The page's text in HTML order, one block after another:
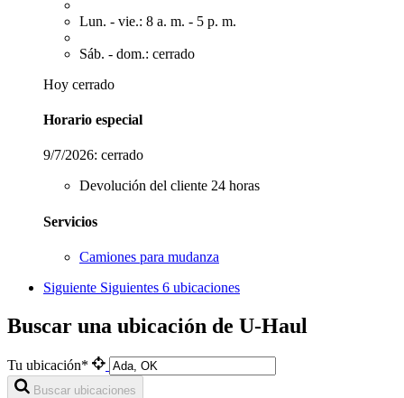
Lun. - vie.: 8 a. m. - 5 p. m.
Sáb. - dom.: cerrado
Hoy cerrado
Horario especial
9/7/2026: cerrado
Devolución del cliente 24 horas
Servicios
Camiones para mudanza
Siguiente Siguientes 6 ubicaciones
Buscar una ubicación de U-Haul
Tu ubicación*
Buscar ubicaciones